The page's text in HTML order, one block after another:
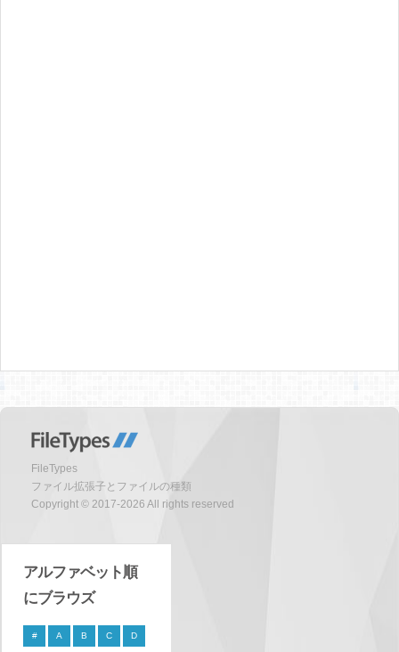
FileTypes
ファイル拡張子とファイルの種類
Copyright © 2017-2026 All rights reserved
アルファベット順
にブラウズ
# A B C D